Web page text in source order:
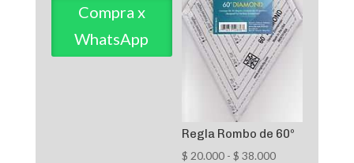
precios:
$ 25.000
Compra x
WhatsApp
Regla Rombo de 60º
$ 20.000 - $ 38.000Rango